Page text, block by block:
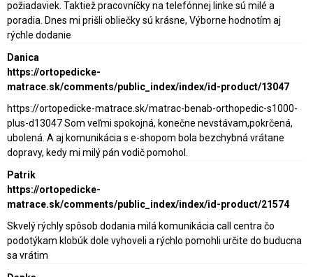
požiadaviek. Taktiež pracovníčky na telefónnej linke sú milé a
poradia. Dnes mi prišli obliečky sú krásne, Výborne hodnotím aj
rýchle dodanie
Danica
https://ortopedicke-
matrace.sk/comments/public_index/index/id-product/13047
https://ortopedicke-matrace.sk/matrac-benab-orthopedic-s1000-
plus-d13047 Som veľmi spokojná, konečne nevstávam,pokrčená,
ubolená. A aj komunikácia s e-shopom bola bezchybná vrátane
dopravy, kedy mi milý pán vodič pomohol.
Patrik
https://ortopedicke-
matrace.sk/comments/public_index/index/id-product/21574
Skvelý rýchly spôsob dodania milá komunikácia call centra čo
podotýkam klobúk dole vyhoveli a rýchlo pomohli určite do buducna
sa vrátim